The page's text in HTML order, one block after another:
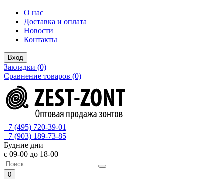
О нас
Доставка и оплата
Новости
Контакты
Вход
Закладки (0)
Сравнение товаров (0)
+7 (495) 720-39-01
+7 (903) 189-73-85
Будние дни
с 09-00 до 18-00
0